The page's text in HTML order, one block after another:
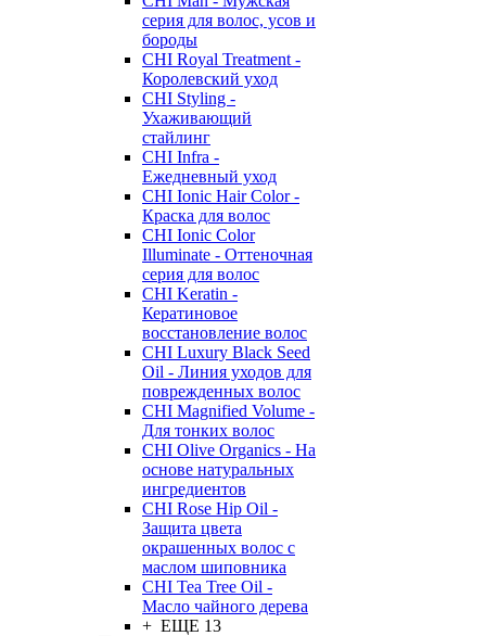
серия для волос, усов и
бороды
CHI Royal Treatment -
Королевский уход
CHI Styling -
Ухаживающий
стайлинг
CHI Infra -
Ежедневный уход
CHI Ionic Hair Color -
Краска для волос
CHI Ionic Color
Illuminate - Оттеночная
серия для волос
CHI Keratin -
Кератиновое
восстановление волос
CHI Luxury Black Seed
Oil - Линия уходов для
поврежденных волос
CHI Magnified Volume -
Для тонких волос
CHI Olive Organics - На
основе натуральных
ингредиентов
CHI Rose Hip Oil -
Защита цвета
окрашенных волос с
маслом шиповника
CHI Tea Tree Oil -
Масло чайного дерева
+ ЕЩЕ 13